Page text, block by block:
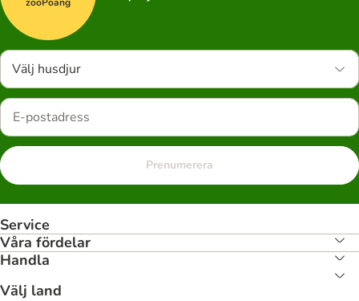
Välj husdjur
Prenumerera
Service
Våra fördelar
Handla
Välj land